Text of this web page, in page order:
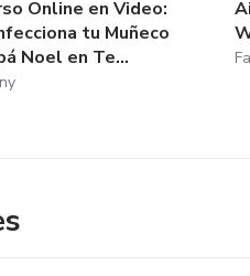
Online en Video:
tu Muñeco
Noel en Te...